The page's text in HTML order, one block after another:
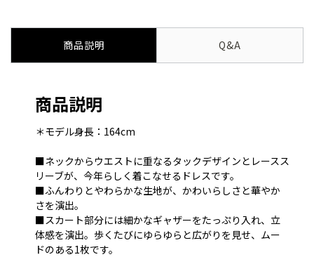
商品説明 Q&A
商品説明
＊モデル身長：164cm
■ネックからウエストに重なるタックデザインとレースス
リーブが、今年らしく着こなせるドレスです。
■ふんわりとやわらかな生地が、かわいらしさと華やか
さを演出。
■スカート部分には細かなギャザーをたっぷり入れ、立
体感を演出。歩くたびにゆらゆらと広がりを見せ、ムー
ドのある1枚です。